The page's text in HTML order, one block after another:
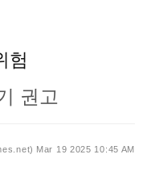
험
권고
Mar 19 2025 10:45 AM